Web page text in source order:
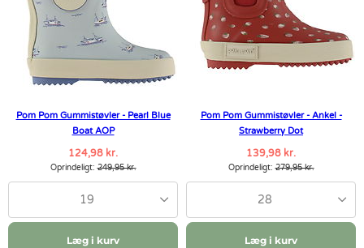
Pom Pom Gummistøvler - Pearl Blue
Boat AOP
124,98 kr.
Oprindeligt:249,95 kr.
19
Læg i kurv
Pom Pom Gummistøvler - Ankel -
Strawberry Dot
139,98 kr.
Oprindeligt:279,95 kr.
28
Læg i kurv